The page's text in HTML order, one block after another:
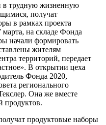
в трудную жизненную
получат
в рамках проекта
на складе Фонда
начали формировать
жителям
территорий, передает
В открытии цеха
Фонда 2020,
регионального
Она же вместе
продуктов.